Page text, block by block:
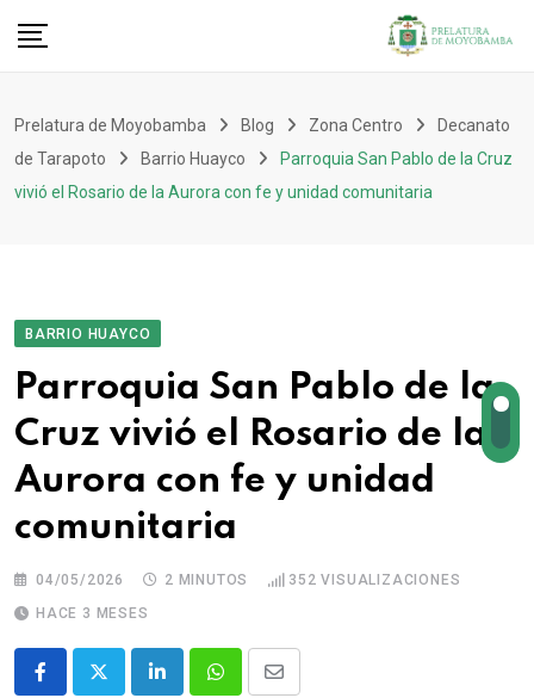
Prelatura de Moyobamba Blog Zona Centro
Decanato
de Tarapoto
Barrio Huayco
Parroquia San Pablo de la Cruz
vivió el Rosario de la Aurora con fe y unidad comunitaria
BARRIO HUAYCO
Parroquia San Pablo de la
Cruz vivió el Rosario de la
Aurora con fe y unidad
comunitaria
04/05/2026 2 MINUTOS 352 VISUALIZACIONES
HACE 3 MESES